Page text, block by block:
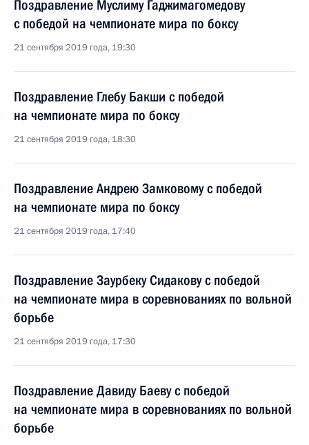
Поздравление Муслиму Гаджимагомедову
с победой на чемпионате мира по боксу
21 сентября 2019 года, 19:30
Поздравление Глебу Бакши с победой
на чемпионате мира по боксу
21 сентября 2019 года, 18:30
Поздравление Андрею Замковому с победой
на чемпионате мира по боксу
21 сентября 2019 года, 17:40
Поздравление Заурбеку Сидакову с победой
на чемпионате мира в соревнованиях по вольной
борьбе
21 сентября 2019 года, 17:30
Поздравление Давиду Баеву с победой
на чемпионате мира в соревнованиях по вольной
борьбе